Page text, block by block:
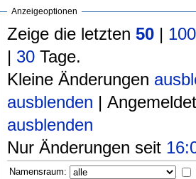
Anzeigeoptionen
Zeige die letzten50 | 100
| 30 Tage.
Kleine Änderungen
ausblenden |
ausblenden
Nur Änderungen seit
Namensraum: